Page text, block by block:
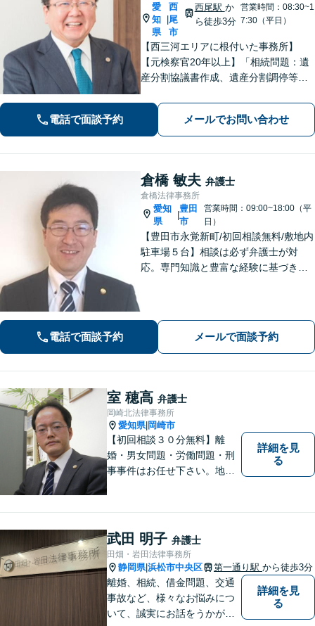
愛
知
県
西
尾
市
西尾駅 か
ら徒歩3分
営業時間：08:30~1
7:30（平日）
【西三河エリアに根付いた事務所】
【元検察官20年以上】「相続問題：遺
産分割協議書作成、遺産分割調停等を
税理士・社労士がいます】不当解雇・
未払い残業代・就業規則の整備など対
応【当日/夜間/土日対応可】
電話で面談予約 メールでお問い合わせ
倉橋 敏夫 弁護士
倉橋法律事務所
愛知
県
|
豊田
市
営業時間：09:00~18:00（平
日）
【豊田市永覚新町/初回相談無料/敷地内
駐車場５台】相談は必ず弁護士が対
応。専門知識と豊富な経験に基づき、
ります。明確な基準を説明します。
電話で面談予約 メールで面談予約
室 穂高 弁護士
岡崎北法律事務所
愛知県| 岡崎市
【初回相談３０分無料】離
婚・男女問題・労働問題・刑
事事件はお任せ下さい。地域
詳細を見
る
武田 明子 弁護士
田畑・岩田法律事務所
静岡県|浜松市中央区 第一通り駅 から徒歩3分
離婚、相続、借金問題、交通
事故など、様々なお悩みにつ
いて、誠実にお話をうかが
詳細を見
る